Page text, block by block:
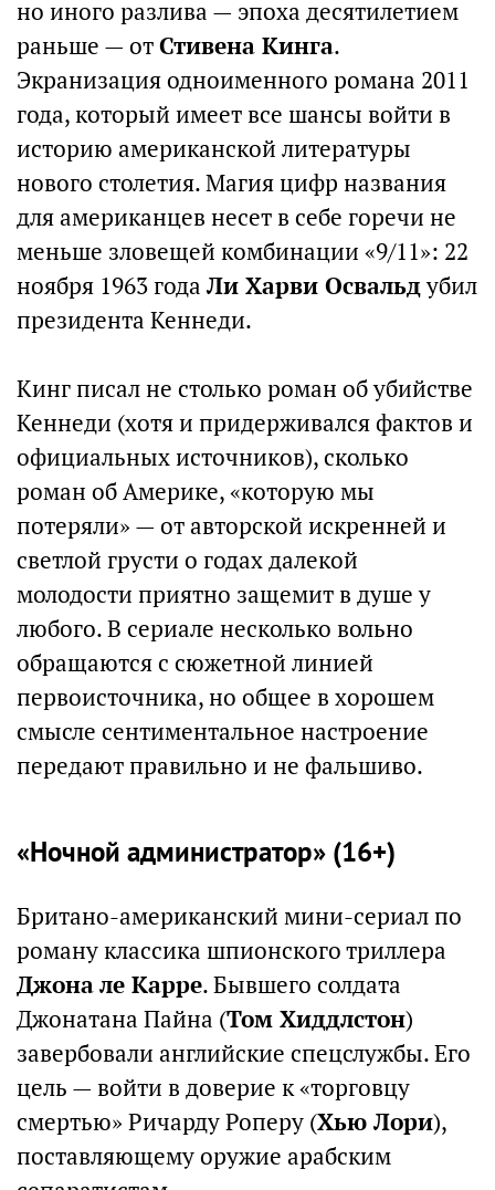
но иного разлива — эпоха десятилетием
раньше — отСтивена Кинга.
Экранизация одноименного романа 2011
года, который имеет все шансы войти в
историю американской литературы
нового столетия. Магия цифр названия
для американцев несет в себе горечи не
меньше зловещей комбинации «9/11»: 22
ноября 1963 года Ли Харви Освальдубил
президента Кеннеди.
Кинг писал не столько роман об убийстве
Кеннеди (хотя и придерживался фактов и
официальных источников), сколько
роман об Америке, «которую мы
потеряли» — от авторской искренней и
светлой грусти о годах далекой
молодости приятно защемит в душе у
любого. В сериале несколько вольно
обращаются с сюжетной линией
первоисточника, но общее в хорошем
смысле сентиментальное настроение
передают правильно и не фальшиво.
«Ночной администратор» (16+)
Британо-американский мини-сериал по
роману классика шпионского триллера
Джона ле Карре. Бывшего солдата
Джонатана Пайна (Том Хиддлстон)
завербовали английские спецслужбы. Его
цель — войти в доверие к «торговцу
смертью» Ричарду Роперу (Хью Лори),
поставляющему оружие арабским